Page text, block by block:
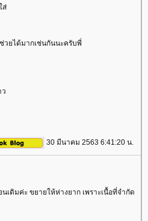
ส่
วยได้มากเช่นกันนะครับพี่
ว
30 มีนาคม 2563 6:41:20 น.
ดิมค่ะ ขยายให้ห่างยาก เพราะเนื้อที่จำกัด